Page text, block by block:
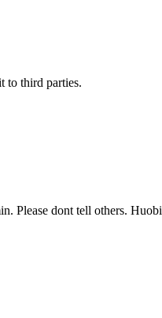
to third parties.
Please dont tell others. Huobi